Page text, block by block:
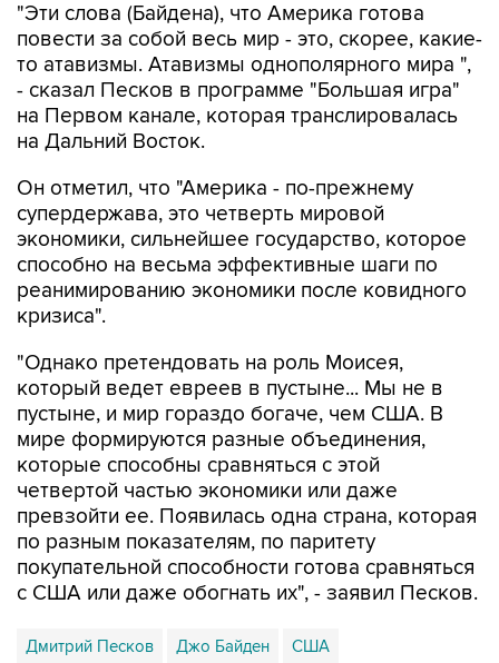
"Эти слова (Байдена), что Америка готова
повести за собой весь мир - это, скорее, какие-
то атавизмы. Атавизмы однополярного мира ",
- сказал Песков в программе "Большая игра"
на Первом канале, которая транслировалась
на Дальний Восток.
Он отметил, что "Америка - по-прежнему
супердержава, это четверть мировой
экономики, сильнейшее государство, которое
способно на весьма эффективные шаги по
реанимированию экономики после ковидного
кризиса".
"Однако претендовать на роль Моисея,
который ведет евреев в пустыне... Мы не в
пустыне, и мир гораздо богаче, чем США. В
мире формируются разные объединения,
которые способны сравняться с этой
четвертой частью экономики или даже
превзойти ее. Появилась одна страна, которая
по разным показателям, по паритету
покупательной способности готова сравняться
с США или даже обогнать их", - заявил Песков.
Дмитрий Песков Джо Байден США